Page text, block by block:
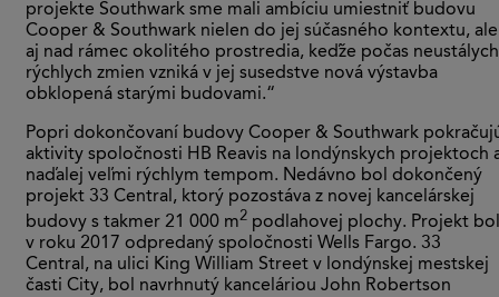
projekte Southwark sme mali ambíciu umiestniť budovu
Cooper & Southwark nielen do jej súčasného kontextu, ale
aj nad rámec okolitého prostredia, keďže počas
rýchlych zmien vzniká v jej susedstve nová výstavba
obklopená starými budovami.“
Popri dokončovaní budovy Cooper & Southwark
aktivity spoločnosti HB Reavis na londýnskych projektoch
naďalej veľmi rýchlym tempom. Nedávno bol dokončený
projekt 33 Central, ktorý pozostáva z novej kancelárskej
budovy s takmer 21 000 m2 podlahovej plochy. Projekt bol
v roku 2017 odpredaný spoločnosti Wells Fargo. 33
Central, na ulici King William Street v londýnskej mestskej
časti City, bol navrhnutý kanceláriou John Robertson